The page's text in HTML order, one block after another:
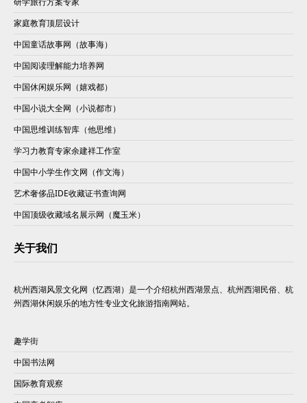
家庭教育顶层设计
中国童话故事网（故事海）
中国阅读理解能力培养网
中国休闲娱乐网（嬉戏都）
中国小说大全网（小说都市）
中国思维训练智库（他思维）
学习力教育专家余建祥工作室
中国中小学生作文网（作文海）
艺术奢侈品IDE收藏证书查询网
中国顶级收藏域名展示网（魔玉米）
关于我们
杭州西湖风景文化网（忆西湖）是一个介绍杭州西湖景点、杭州西湖民俗、杭
州西湖休闲娱乐的地方性专业文化旅游指南网站。
趣学街
中国书法网
国际教育观察